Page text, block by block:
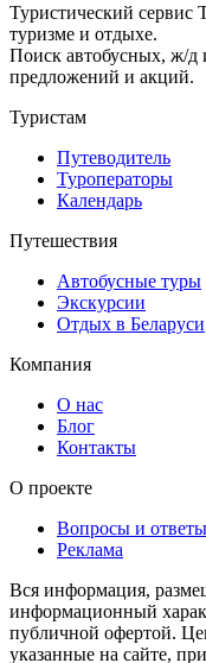
Туристический
туризме и отдыхе.
Поиск автобусных, ж/д
предложений и акций.
Туристам
Путеводитель
Туроператоры
Календарь
Путешествия
Автобусные туры
Экскурсии
Отдых в Беларуси
Компания
О нас
Блог
Контакты
О проекте
Вопросы и ответы
Реклама
Вся информация,
информационный
публичной офертой.
указанные на сайте,